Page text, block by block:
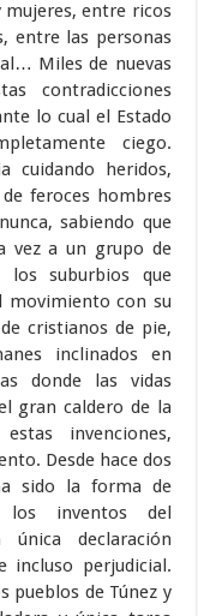
entre ricos
entre las personas
Miles de nuevas
contradicciones
lo cual el Estado
ciego.
cuidando heridos,
feroces hombres
sabiendo que
vez a un grupo de
los suburbios que
movimiento con su
cristianos de pie,
inclinados en
donde las vidas
gran caldero de la
invenciones,
Desde hace dos
sido la forma de
los inventos del
declaración
incluso perjudicial.
pueblos de Túnez y